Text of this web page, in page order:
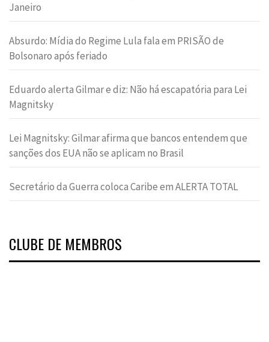
Janeiro
Absurdo: Mídia do Regime Lula fala em PRISÃO de
Bolsonaro após feriado
Eduardo alerta Gilmar e diz: Não há escapatória para Lei
Magnitsky
Lei Magnitsky: Gilmar afirma que bancos entendem que
sanções dos EUA não se aplicam no Brasil
Secretário da Guerra coloca Caribe em ALERTA TOTAL
CLUBE DE MEMBROS